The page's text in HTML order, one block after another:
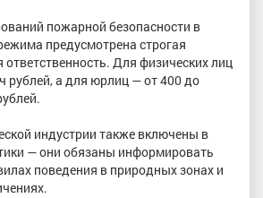
пожарной безопасности в
предусмотрена строгая
Для физических лиц
рублей, а для юрлиц — от 400 до
индустрии также включены в
— они обязаны информировать
поведения в природных зонах и